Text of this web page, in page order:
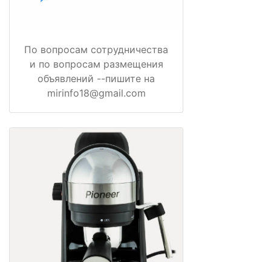
По вопросам сотрудничества
и по вопросам размещения
объявлений --пишите на
mirinfo18@gmail.com